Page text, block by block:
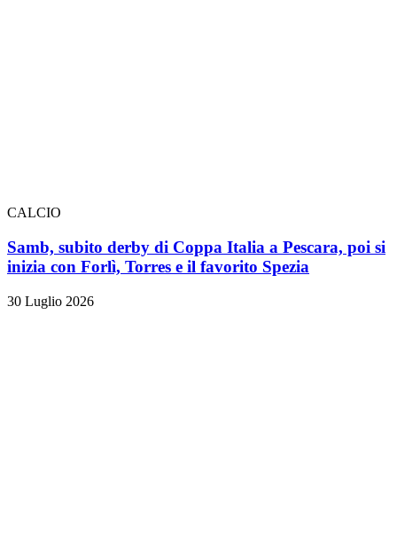
CALCIO
Samb, subito derby di Coppa Italia a Pescara, poi si
inizia con Forlì, Torres e il favorito Spezia
30 Luglio 2026